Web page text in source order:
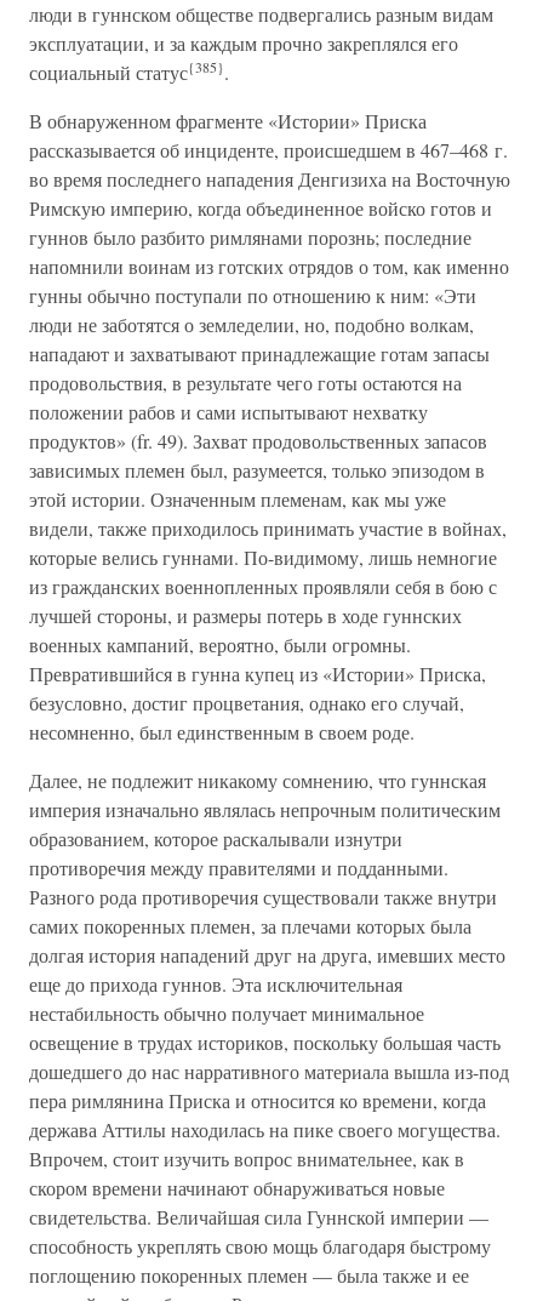
люди в гуннском обществе подвергались разным видам
эксплуатации, и за каждым прочно закреплялся его
социальный статус{385}.
В обнаруженном фрагменте «Истории» Приска
рассказывается об инциденте, происшедшем в 467–468 г.
во время последнего нападения Денгизиха на Восточную
Римскую империю, когда объединенное войско готов и
гуннов было разбито римлянами порознь; последние
напомнили воинам из готских отрядов о том, как именно
гунны обычно поступали по отношению к ним: «Эти
люди не заботятся о земледелии, но, подобно волкам,
нападают и захватывают принадлежащие готам запасы
продовольствия, в результате чего готы остаются на
положении рабов и сами испытывают нехватку
продуктов» (fr. 49). Захват продовольственных запасов
зависимых племен был, разумеется, только эпизодом в
этой истории. Означенным племенам, как мы уже
видели, также приходилось принимать участие в войнах,
которые велись гуннами. По-видимому, лишь немногие
из гражданских военнопленных проявляли себя в бою с
лучшей стороны, и размеры потерь в ходе гуннских
военных кампаний, вероятно, были огромны.
Превратившийся в гунна купец из «Истории» Приска,
безусловно, достиг процветания, однако его случай,
несомненно, был единственным в своем роде.
Далее, не подлежит никакому сомнению, что гуннская
империя изначально являлась непрочным политическим
образованием, которое раскалывали изнутри
противоречия между правителями и подданными.
Разного рода противоречия существовали также внутри
самих покоренных племен, за плечами которых была
долгая история нападений друг на друга, имевших место
еще до прихода гуннов. Эта исключительная
нестабильность обычно получает минимальное
освещение в трудах историков, поскольку большая часть
дошедшего до нас нарративного материала вышла из-под
пера римлянина Приска и относится ко времени, когда
держава Аттилы находилась на пике своего могущества.
Впрочем, стоит изучить вопрос внимательнее, как в
скором времени начинают обнаруживаться новые
свидетельства. Величайшая сила Гуннской империи —
способность укреплять свою мощь благодаря быстрому
поглощению покоренных племен — была также и ее